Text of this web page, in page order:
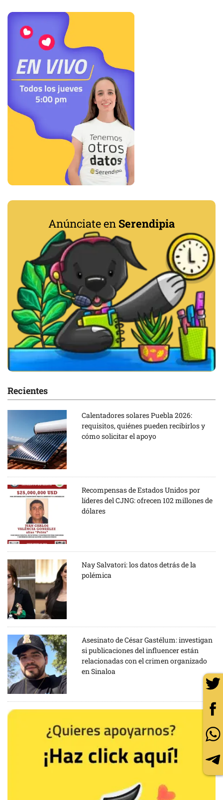
Anúnciate en Serendipia
Recientes
Calentadores solares Puebla 2026:
requisitos, quiénes pueden recibirlos y
cómo solicitar el apoyo
Recompensas de Estados Unidos por
líderes del CJNG: ofrecen 102 millones de
dólares
Nay Salvatori: los datos detrás de la
polémica
Asesinato de César Gastélum: investigan
si publicaciones del influencer están
relacionadas con el crimen organizado
en Sinaloa